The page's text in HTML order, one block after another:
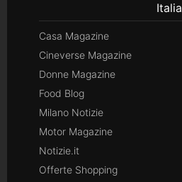
Italia
Casa Magazine
Cineverse Magazine
Donne Magazine
Food Blog
Milano Notizie
Motor Magazine
Notizie.it
Offerte Shopping